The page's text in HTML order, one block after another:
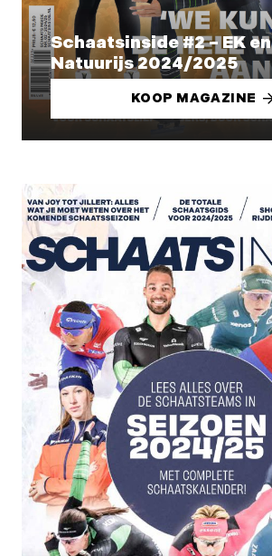
Schaatsinside #2 – EK en
Natuurijs 2024/2025
KOOP MAGAZINE